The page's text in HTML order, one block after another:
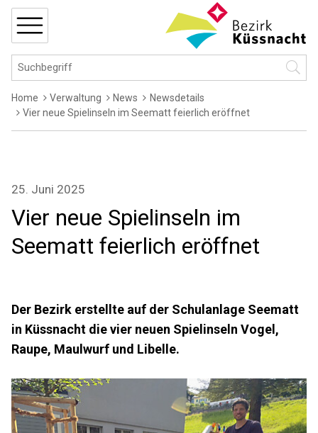
Navigieren in Küssnacht
Schnellnavigation
Hauptnavigation
Suchbegriff
Breadcrumb
Home Verwaltung News
Newsdetails
Vier neue Spielinseln im Seematt feierlich eröffnet
Vier neue Spielinseln im
Seematt feierlich eröffnet
25. Juni 2025
Der Bezirk erstellte auf der Schulanlage Seematt
in Küssnacht die vier neuen Spielinseln Vogel,
Raupe, Maulwurf und Libelle.